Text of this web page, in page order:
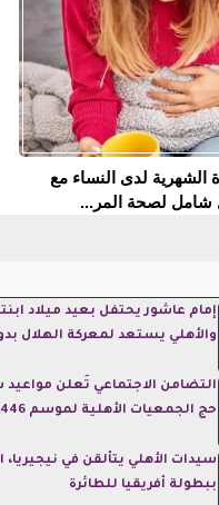
الشهرية لدى النساء مع
شامل لصحة المر...
إمام عاشور يحتفل بعيد ميلاد
والأهلي يستعد لمعركة الهلال
التضامن الاجتماعي تُعلن مواعيد
حج الجمعيات الأهلية لموسم 1446هـ
سيدات الأهلي يتألقن في
ببطولة أفريقيا للطائرة